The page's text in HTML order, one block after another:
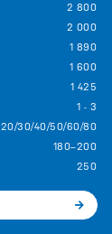
2 800
2 000
1 890
1 600
1 425
1 - 3
20/30/40/50/60/80
180–200
250